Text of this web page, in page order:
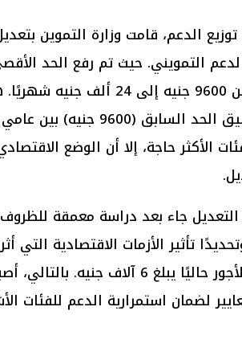
الدعم، قامت وزارة التموين
التمويني. حيث تم رفع الحد
المسموح به للحصول على الدعم من 9600 جنيه إلى 24 ألف
الأكثر حاجة، إلا أن الوضع
جاء بعد دراسة معمقة للظروف
تأثير الأزمات الاقتصادية التي
حاليًا يبلغ 6 آلاف جنيه.
لضمان استمرارية الدعم للفئات